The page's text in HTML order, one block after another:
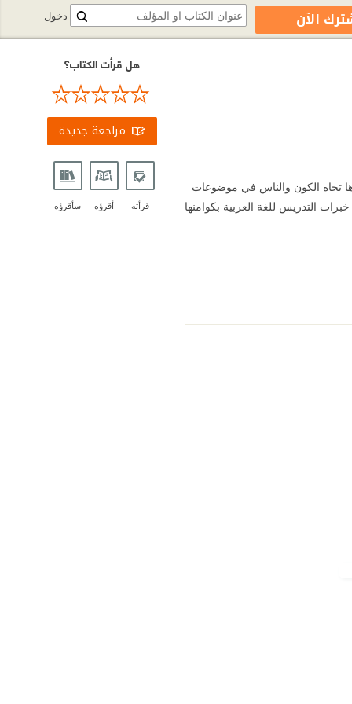
تجاه الكون والناس في موضوعات
‏التدريس للغة العربية بكوامنها
هل قرأت الكتاب؟
مراجعة جديدة
قرأته أقرؤه سأقرؤه
دخول الآن